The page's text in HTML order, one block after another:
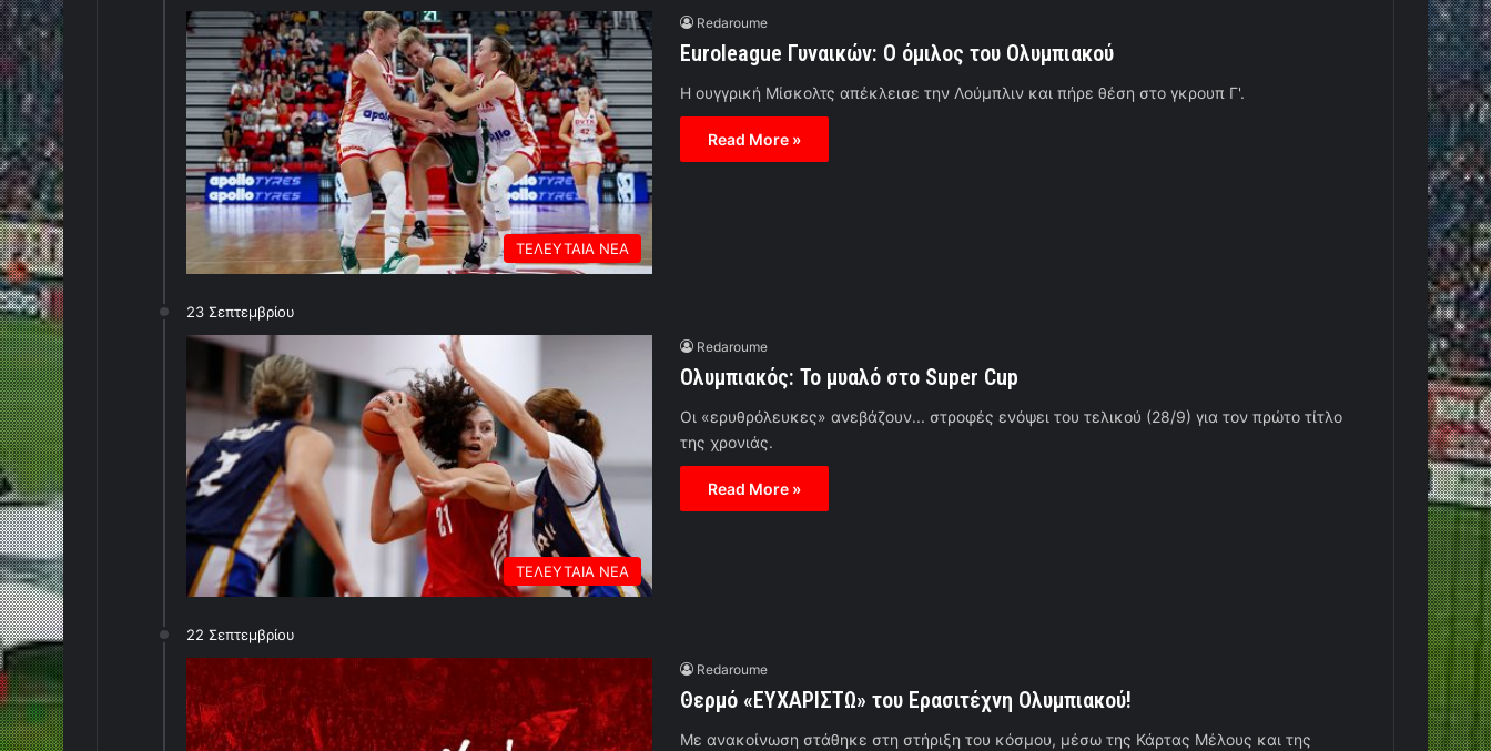
ΤΕΛΕΥΤΑΙΑ ΝΕΑ
Redaroume
Euroleague Γυναικών: Ο όμιλος του Ολυμπιακού
Η ουγγρική Μίσκολτς απέκλεισε την Λούμπλιν και πήρε θέση στο γκρουπ Γ'.
Read More »
23 Σεπτεμβρίου
ΤΕΛΕΥΤΑΙΑ ΝΕΑ
Redaroume
Ολυμπιακός: Το μυαλό στο Super Cup
Οι «ερυθρόλευκες» ανεβάζουν... στροφές ενόψει του τελικού (28/9) για τον πρώτο τίτλο
της χρονιάς.
Read More »
22 Σεπτεμβρίου
Redaroume
Θερμό «ΕΥΧΑΡΙΣΤΩ» του Ερασιτέχνη Ολυμπιακού!
Με ανακοίνωση στάθηκε στη στήριξη του κόσμου, μέσω της Κάρτας Μέλους και της